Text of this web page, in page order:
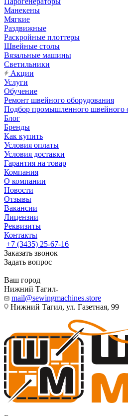
Манекены
Мягкие
Раздвижные
Раскройные плоттеры
Швейные столы
Вязальные машины
Светильники
Акции
Услуги
Обучение
Ремонт швейного оборудования
Подбор промышленного швейного
Блог
Бренды
Как купить
Условия оплаты
Условия доставки
Гарантия на товар
Компания
О компании
Новости
Отзывы
Вакансии
Лицензии
Реквизиты
Контакты
+7 (3435) 25-67-16
Заказать звонок
Задать вопрос
Ваш город
Нижний Тагил
mail@sewingmachines.store
Нижний Тагил, ул. Газетная, 99